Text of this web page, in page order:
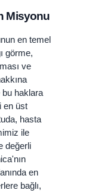
Misyonu
en temel
görme,
ve
haklara
en üst
hasta
ile
değerli
en
bağlı,